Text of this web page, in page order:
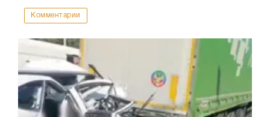
Комментарии